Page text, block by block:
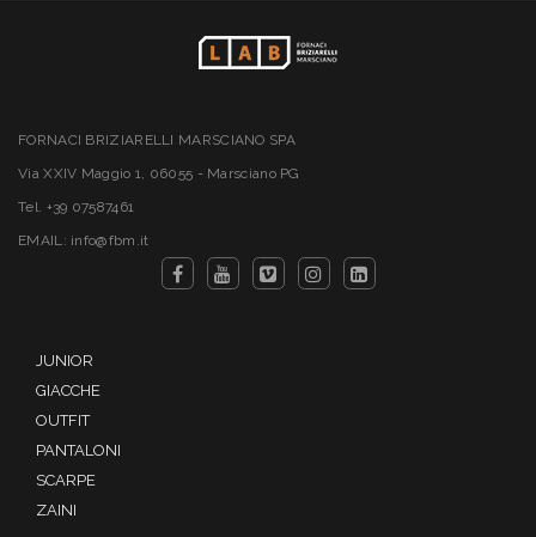
FORNACI BRIZIARELLI MARSCIANO SPA
Via XXIV Maggio 1, 06055 - Marsciano PG
Tel. +39 07587461
EMAIL: info@fbm.it
JUNIOR
GIACCHE
OUTFIT
PANTALONI
SCARPE
ZAINI